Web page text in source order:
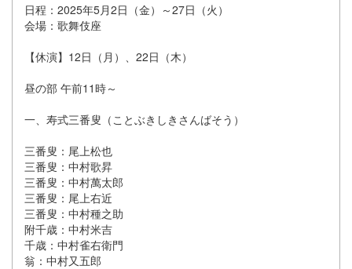
日程：2025年5月2日（金）～27日（火）
会場：歌舞伎座
【休演】12日（月）、22日（木）
昼の部 午前11時～
一、寿式三番叟（ことぶきしきさんばそう）
三番叟：尾上松也
三番叟：中村歌昇
三番叟：中村萬太郎
三番叟：尾上右近
三番叟：中村種之助
附千歳：中村米吉
千歳：中村雀右衛門
翁：中村又五郎